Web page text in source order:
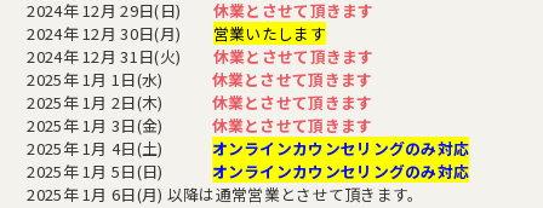
2024年 12月 29日(日) 休業とさせて頂きます
2024年 12月 30日(月) 営業いたします
2024年 12月 31日(火) 休業とさせて頂きます
2025年 1月 1日(水) 休業とさせて頂きます
2025年 1月 2日(木) 休業とさせて頂きます
2025年 1月 3日(金) 休業とさせて頂きます
2025年 1月 4日(土) オンラインカウンセリングのみ対応
2025年 1月 5日(日) オンラインカウンセリングのみ対応
2025年 1月 6日(月) 以降は通常営業とさせて頂きます。